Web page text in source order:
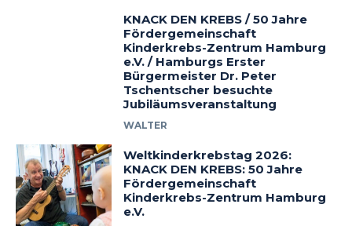
KNACK DEN KREBS / 50 Jahre
Fördergemeinschaft
Kinderkrebs-Zentrum Hamburg
e.V. / Hamburgs Erster
Bürgermeister Dr. Peter
Tschentscher besuchte
Jubiläumsveranstaltung
WALTER
Weltkinderkrebstag 2026:
KNACK DEN KREBS: 50 Jahre
Fördergemeinschaft
Kinderkrebs-Zentrum Hamburg
e.V.